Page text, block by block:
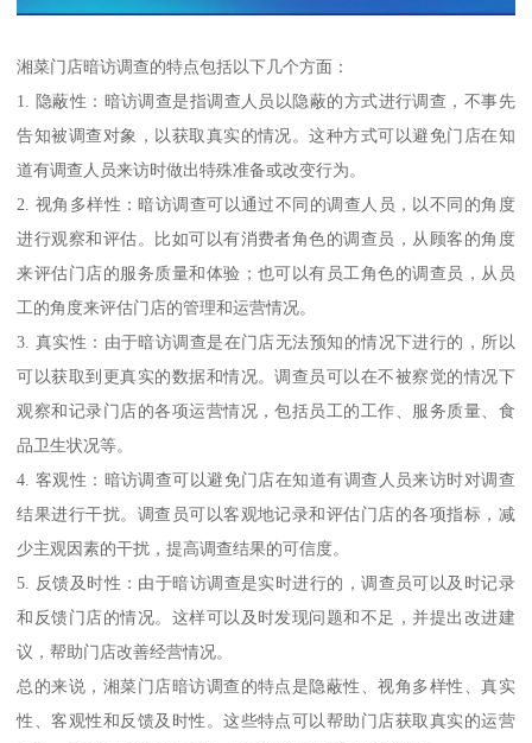
湘菜门店暗访调查的特点包括以下几个方面：
1. 隐蔽性：暗访调查是指调查人员以隐蔽的方式进行调查，不事先
告知被调查对象，以获取真实的情况。这种方式可以避免门店在知
道有调查人员来访时做出特殊准备或改变行为。
2. 视角多样性：暗访调查可以通过不同的调查人员，以不同的角度
进行观察和评估。比如可以有消费者角色的调查员，从顾客的角度
来评估门店的服务质量和体验；也可以有员工角色的调查员，从员
工的角度来评估门店的管理和运营情况。
3. 真实性：由于暗访调查是在门店无法预知的情况下进行的，所以
可以获取到更真实的数据和情况。调查员可以在不被察觉的情况下
观察和记录门店的各项运营情况，包括员工的工作、服务质量、食
品卫生状况等。
4. 客观性：暗访调查可以避免门店在知道有调查人员来访时对调查
结果进行干扰。调查员可以客观地记录和评估门店的各项指标，减
少主观因素的干扰，提高调查结果的可信度。
5. 反馈及时性：由于暗访调查是实时进行的，调查员可以及时记录
和反馈门店的情况。这样可以及时发现问题和不足，并提出改进建
议，帮助门店改善经营情况。
总的来说，湘菜门店暗访调查的特点是隐蔽性、视角多样性、真实
性、客观性和反馈及时性。这些特点可以帮助门店获取真实的运营